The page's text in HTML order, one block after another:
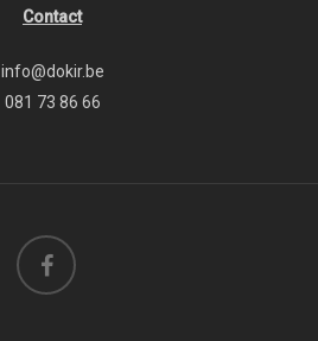
Contact
info@dokir.be
081 73 86 66